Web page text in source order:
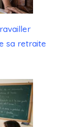
sa retraite